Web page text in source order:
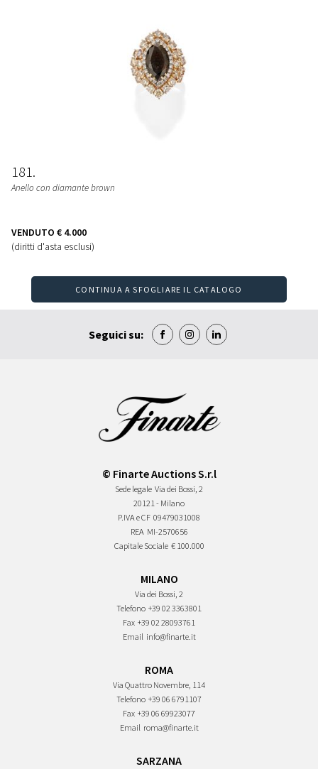
181
Anello con diamante brown
VENDUTO € 4.000
(diritti d'asta esclusi)
CONTINUA A SFOGLIARE IL CATALOGO
Seguici su:
© Finarte Auctions S.r.l
Sede legale Via dei Bossi, 2
20121 - Milano
P.IVA e CF 09479031008
REA MI-2570656
Capitale Sociale € 100.000
MILANO
Via dei Bossi, 2
Telefono +39 02 3363801
Fax +39 02 28093761
Email info@finarte.it
ROMA
Via Quattro Novembre, 114
Telefono +39 06 6791107
Fax +39 06 69923077
Email roma@finarte.it
SARZANA